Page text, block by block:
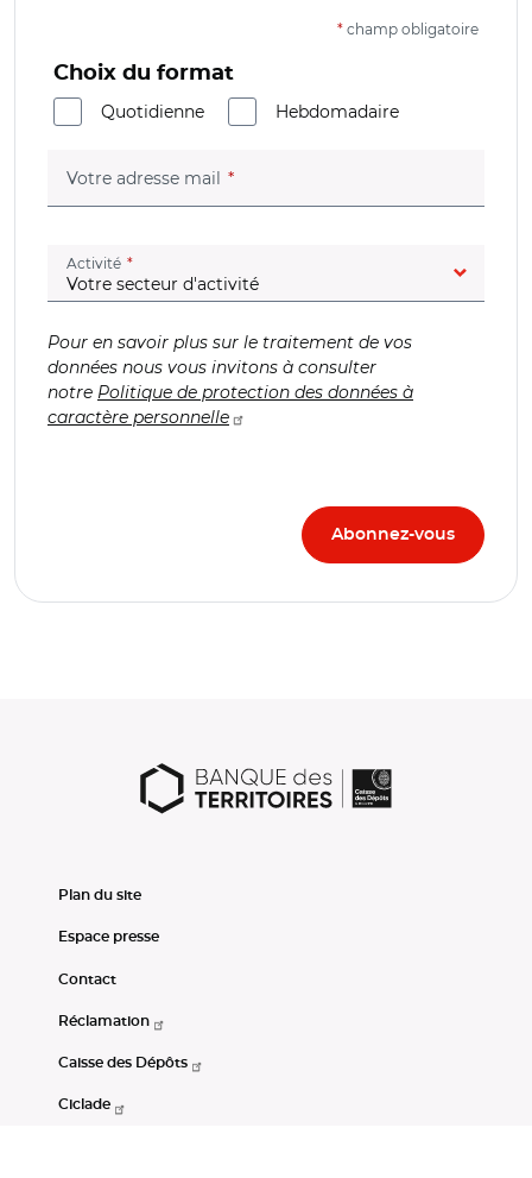
* champ obligatoire
Choix du format
Quotidienne
Hebdomadaire
Votre adresse mail (champ obligatoire)
Activité (champ obligatoire)
Pour en savoir plus sur le traitement de vos
données nous vous invitons à consulter
notre Politique de protection des données à
caractère personnelle
Plan du site
Espace presse
Contact
Réclamation
Caisse des Dépôts
Ciclade